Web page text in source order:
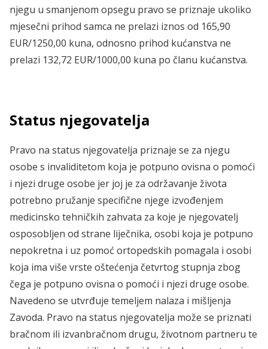
njegu u smanjenom opsegu pravo se priznaje ukoliko
mjesečni prihod samca ne prelazi iznos od 165,90
EUR/1250,00 kuna, odnosno prihod kućanstva ne
prelazi 132,72 EUR/1000,00 kuna po članu kućanstva.
Status njegovatelja
Pravo na status njegovatelja priznaje se za njegu
osobe s invaliditetom koja je potpuno ovisna o pomoći
i njezi druge osobe jer joj je za održavanje života
potrebno pružanje specifične njege izvođenjem
medicinsko tehničkih zahvata za koje je njegovatelj
osposobljen od strane liječnika, osobi koja je potpuno
nepokretna i uz pomoć ortopedskih pomagala i osobi
koja ima više vrste oštećenja četvrtog stupnja zbog
čega je potpuno ovisna o pomoći i njezi druge osobe.
Navedeno se utvrđuje temeljem nalaza i mišljenja
Zavoda. Pravo na status njegovatelja može se priznati
bračnom ili izvanbračnom drugu, životnom partneru te